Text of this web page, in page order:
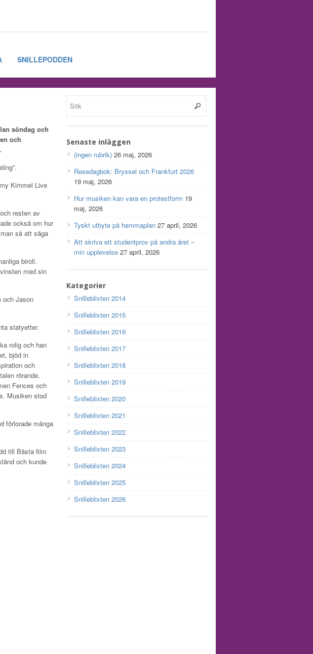
SNILLEPODDEN
söndag och
och
Kimmel Live
resten av
också om hur
så att säga
biroll.
med sin
och Jason
statyetter.
rolig och han
bjöd in
och
rörande.
Fences och
Musiken stod
förlorade många
till Bästa film
och kunde
Senaste inläggen
(ingen rubrik) 26 maj, 2026
Resedagbok: Bryssel och Frankfurt 2026
19 maj, 2026
Hur musiken kan vara en protestform 19
maj, 2026
Tyskt utbyte på hemmaplan 27 april, 2026
Att skriva ett studentprov på andra året –
min upplevelse 27 april, 2026
Kategorier
Snilleblixten 2014
Snilleblixten 2015
Snilleblixten 2016
Snilleblixten 2017
Snilleblixten 2018
Snilleblixten 2019
Snilleblixten 2020
Snilleblixten 2021
Snilleblixten 2022
Snilleblixten 2023
Snilleblixten 2024
Snilleblixten 2025
Snilleblixten 2026